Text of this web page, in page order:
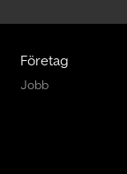
Företag
Jobb